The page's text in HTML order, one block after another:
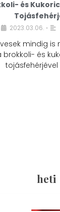
és
2023.03.06. •
mindig is
brokkoli- és
heti